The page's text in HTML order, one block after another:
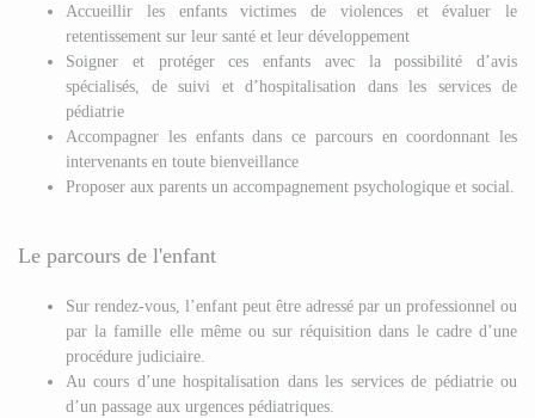
Accueillir les enfants victimes de violences et évaluer le
retentissement sur leur santé et leur développement
Soigner et protéger ces enfants avec la possibilité d’avis
spécialisés, de suivi et d’hospitalisation dans les services de
pédiatrie
Accompagner les enfants dans ce parcours en coordonnant les
intervenants en toute bienveillance
Proposer aux parents un accompagnement psychologique et social.
Le parcours de l'enfant
Sur rendez-vous, l’enfant peut être adressé par un professionnel ou
par la famille elle même ou sur réquisition dans le cadre d’une
procédure judiciaire.
Au cours d’une hospitalisation dans les services de pédiatrie ou
d’un passage aux urgences pédiatriques.